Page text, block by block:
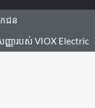
ជន
ញារបស់ VIOX Electric